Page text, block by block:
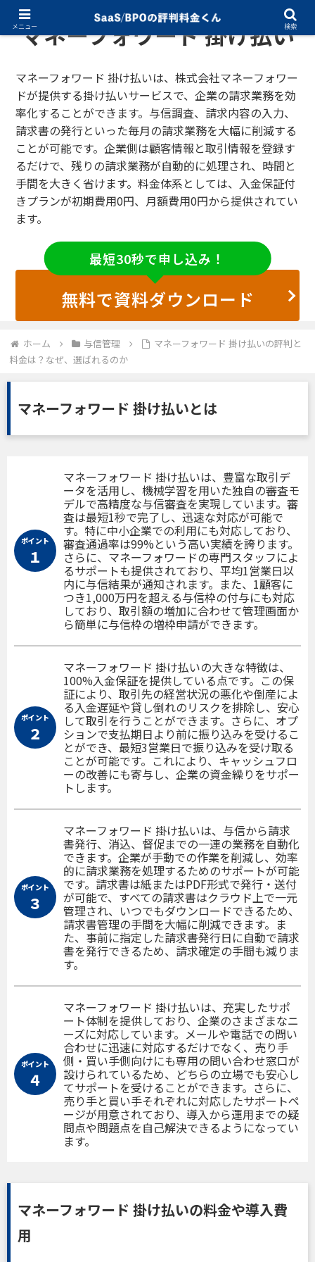
マネーフォワード 掛け払い
マネーフォワード 掛け払いは、株式会社マネーフォワー
ドが提供する掛け払いサービスで、企業の請求業務を効
率化することができます。与信調査、請求内容の入力、
請求書の発行といった毎月の請求業務を大幅に削減する
ことが可能です。企業側は顧客情報と取引情報を登録す
るだけで、残りの請求業務が自動的に処理され、時間と
手間を大きく省けます。料金体系としては、入金保証付
きプランが初期費用0円、月額費用0円から提供されてい
ます。
最短30秒で申し込み！
無料で資料ダウンロード
ホーム 与信管理
マネーフォワード 掛け払いの評判と
料金は？なぜ、選ばれるのか
マネーフォワード 掛け払いとは
ポイント
１
マネーフォワード 掛け払いは、豊富な取引デ
ータを活用し、機械学習を用いた独自の審査モ
デルで高精度な与信審査を実現しています。審
査は最短1秒で完了し、迅速な対応が可能で
す。特に中小企業での利用にも対応しており、
審査通過率は99%という高い実績を誇ります。
さらに、マネーフォワードの専門スタッフによ
るサポートも提供されており、平均1営業日以
内に与信結果が通知されます。また、1顧客に
つき1,000万円を超える与信枠の付与にも対応
しており、取引額の増加に合わせて管理画面か
ら簡単に与信枠の増枠申請ができます。
ポイント
２
マネーフォワード 掛け払いの大きな特徴は、
100%入金保証を提供している点です。この保
証により、取引先の経営状況の悪化や倒産によ
る入金遅延や貸し倒れのリスクを排除し、安心
して取引を行うことができます。さらに、オプ
ションで支払期日より前に振り込みを受けるこ
とができ、最短3営業日で振り込みを受け取る
ことが可能です。これにより、キャッシュフロ
ーの改善にも寄与し、企業の資金繰りをサポー
トします。
ポイント
３
マネーフォワード 掛け払いは、与信から請求
書発行、消込、督促までの一連の業務を自動化
できます。企業が手動での作業を削減し、効率
的に請求業務を処理するためのサポートが可能
です。請求書は紙またはPDF形式で発行・送付
が可能で、すべての請求書はクラウド上で一元
管理され、いつでもダウンロードできるため、
請求書管理の手間を大幅に削減できます。ま
た、事前に指定した請求書発行日に自動で請求
書を発行できるため、請求確定の手間も減りま
す。
ポイント
４
マネーフォワード 掛け払いは、充実したサポ
ート体制を提供しており、企業のさまざまなニ
ーズに対応しています。メールや電話での問い
合わせに迅速に対応するだけでなく、売り手
側・買い手側向けにも専用の問い合わせ窓口が
設けられているため、どちらの立場でも安心し
てサポートを受けることができます。さらに、
売り手と買い手それぞれに対応したサポートペ
ージが用意されており、導入から運用までの疑
問点や問題点を自己解決できるようになってい
ます。
マネーフォワード 掛け払いの料金や導入費
用
メニュー 検索